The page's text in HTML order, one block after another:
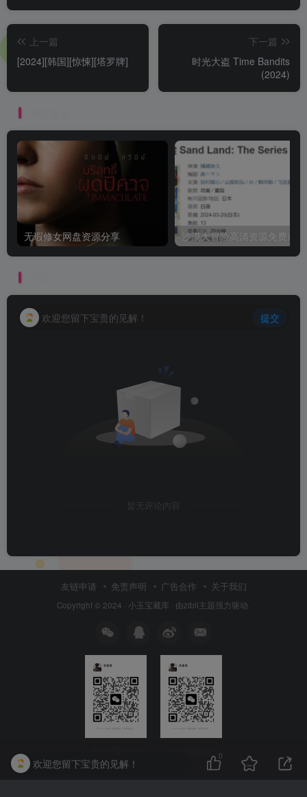
上一篇
[2024][韩国][惊悚][塔罗牌]
下一篇
时光大盗 Time Bandits
(2024)
无瑕修女网盘资源分享
欢迎您留下宝贵的见解！ 提交
暂无评论内容
友链申请 免责声明 广告合作 关于我们
Copyright © 2024 · 小玉宝藏库 · 由zibll主题强力驱动.
欢迎您留下宝贵的见解！
0